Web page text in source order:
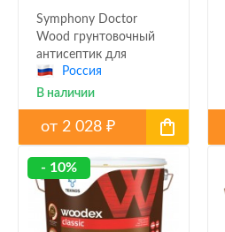
Symphony Doctor
Wood грунтовочный
антисептик для
деревянных фасадов
Россия
В наличии
от 2 028 ₽
- 10%